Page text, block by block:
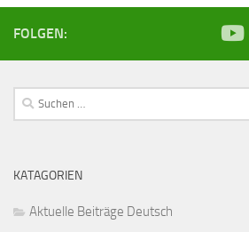
FOLGEN:
Suchen
nach:
KATAGORIEN
Aktuelle Beiträge Deutsch